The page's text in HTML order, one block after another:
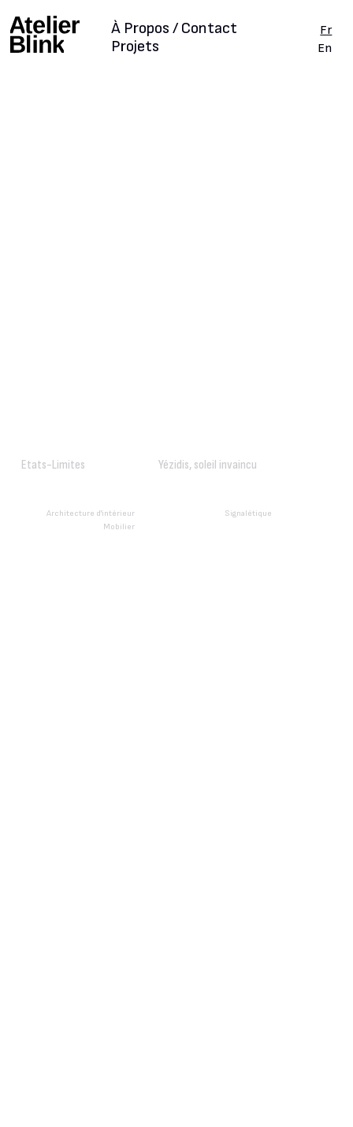
Projets
À Propos / Contact
Fr
En
Etats-Limites Yézidis, soleil invaincu
Architecture d'intérieur
Mobilier
Signalétique